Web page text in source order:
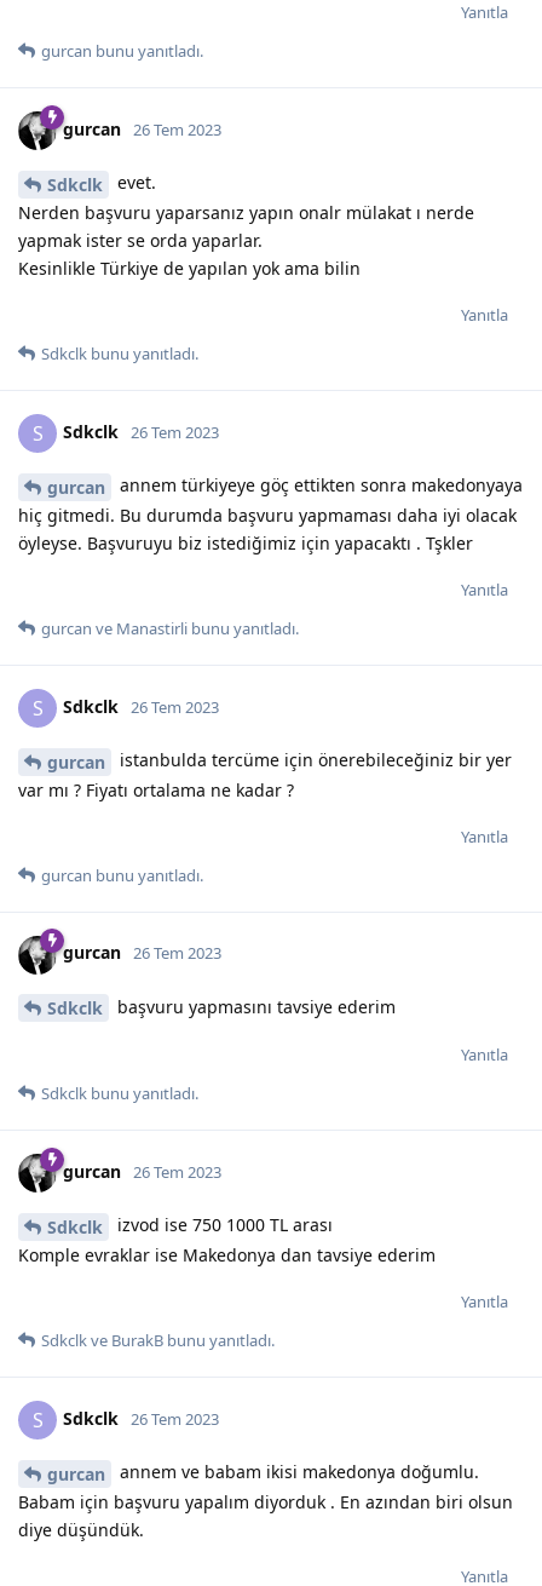
Yanıtla
gurcan bunu yanıtladı.
gurcan 26 Tem 2023
Sdkclk
evet.
Nerden başvuru yaparsanız yapın onalr mülakat ı nerde
yapmak ister se orda yaparlar.
Kesinlikle Türkiye de yapılan yok ama bilin
Yanıtla
Sdkclk bunu yanıtladı.
S Sdkclk 26 Tem 2023
gurcan
annem türkiyeye göç ettikten sonra makedonyaya
hiç gitmedi. Bu durumda başvuru yapmaması daha iyi olacak
öyleyse. Başvuruyu biz istediğimiz için yapacaktı . Tşkler
Yanıtla
gurcan ve Manastirli bunu yanıtladı.
S Sdkclk 26 Tem 2023
gurcan
istanbulda tercüme için önerebileceğiniz bir yer
var mı ? Fiyatı ortalama ne kadar ?
Yanıtla
gurcan bunu yanıtladı.
gurcan 26 Tem 2023
Sdkclk başvuru yapmasını tavsiye ederim
Yanıtla
Sdkclk bunu yanıtladı.
gurcan 26 Tem 2023
Sdkclk
izvod ise 750 1000 TL arası
Komple evraklar ise Makedonya dan tavsiye ederim
Yanıtla
Sdkclkve BurakB bunu yanıtladı.
S Sdkclk 26 Tem 2023
gurcan
annem ve babam ikisi makedonya doğumlu.
Babam için başvuru yapalım diyorduk . En azından biri olsun
diye düşündük.
Yanıtla